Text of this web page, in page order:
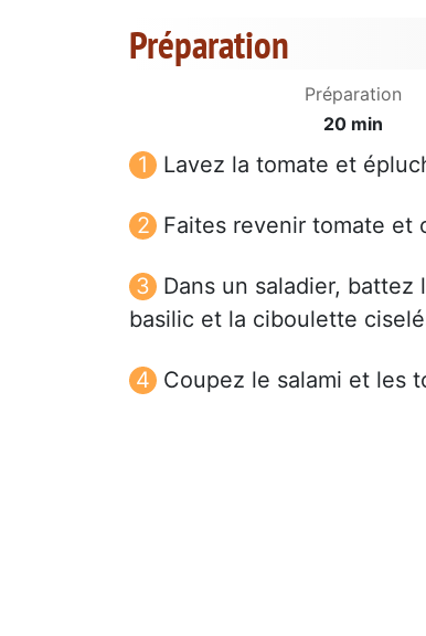
Préparation
Préparation
20 min
Lavez la tomate et
Faites revenir tomate et
Dans un saladier,
basilic et la ciboulette
Coupez le salami et les